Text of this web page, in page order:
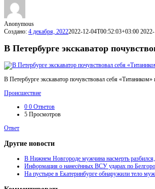
Anonymous
Создано: 4 декабря, 20222022-12-04T00:52:03+03:00
В Петербурге экскаватор
В Петербурге экскаватор почувствовал себя
Происшествие
0 0 Ответов
5 Просмотров
Ответ
Другие новости
В Нижнем Новгороде мужчина насмерть разбился,
Информация о нанесённых ВСУ ударах по
На пустыре в Екатеринбурге обнаружили тело